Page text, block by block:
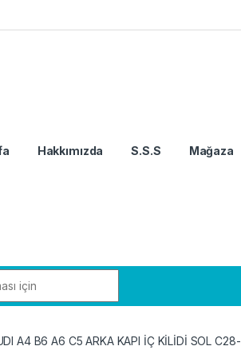
Hakkımızda S.S.S Mağaza
A4 B6 A6 C5 ARKA KAPI İÇ KİLİDİ SOL C28-